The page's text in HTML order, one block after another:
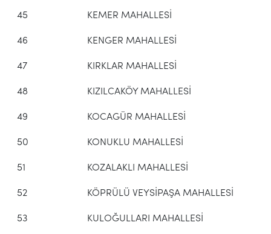
45 KEMER MAHALLESİ
46 KENGER MAHALLESİ
47 KIRKLAR MAHALLESİ
48 KIZILCAKÖY MAHALLESİ
49 KOCAGÜR MAHALLESİ
50 KONUKLU MAHALLESİ
51 KOZALAKLI MAHALLESİ
52 KÖPRÜLÜ VEYSİPAŞA MAHALLESİ
53 KULOĞULLARI MAHALLESİ